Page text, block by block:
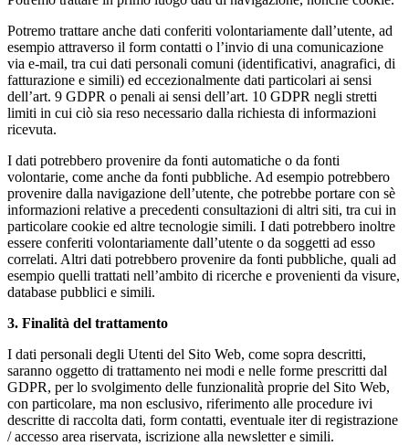
Potremo trattare anche dati conferiti volontariamente dall’utente, ad
esempio attraverso il form contatti o l’invio di una comunicazione
via e-mail, tra cui dati personali comuni (identificativi, anagrafici, di
fatturazione e simili) ed eccezionalmente dati particolari ai sensi
dell’art. 9 GDPR o penali ai sensi dell’art. 10 GDPR negli stretti
limiti in cui ciò sia reso necessario dalla richiesta di informazioni
ricevuta.
I dati potrebbero provenire da fonti automatiche o da fonti
volontarie, come anche da fonti pubbliche. Ad esempio potrebbero
provenire dalla navigazione dell’utente, che potrebbe portare con sè
informazioni relative a precedenti consultazioni di altri siti, tra cui in
particolare cookie ed altre tecnologie simili. I dati potrebbero inoltre
essere conferiti volontariamente dall’utente o da soggetti ad esso
correlati. Altri dati potrebbero provenire da fonti pubbliche, quali ad
esempio quelli trattati nell’ambito di ricerche e provenienti da visure,
database pubblici e simili.
3. Finalità del trattamento
I dati personali degli Utenti del Sito Web, come sopra descritti,
saranno oggetto di trattamento nei modi e nelle forme prescritti dal
GDPR, per lo svolgimento delle funzionalità proprie del Sito Web,
con particolare, ma non esclusivo, riferimento alle procedure ivi
descritte di raccolta dati, form contatti, eventuale iter di registrazione
/ accesso area riservata, iscrizione alla newsletter e simili.